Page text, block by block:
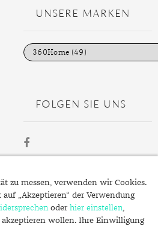
e
n
UNSERE MARKEN
FOLGEN SIE UNS
zu messen, verwenden wir Cookies.
„Akzeptieren“ der Verwendung
oder hier einstellen,
wollen. Ihre Einwilligung